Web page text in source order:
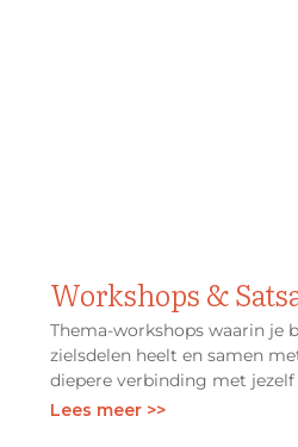
Workshops &
Thema-workshops waarin je
zielsdelen heelt en samen
diepere verbinding met
Lees meer >>